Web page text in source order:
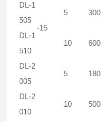
DL-1
505
-15
5
300
DL-1
510
10 600
DL-2
005
5 180
DL-2
010
10 500